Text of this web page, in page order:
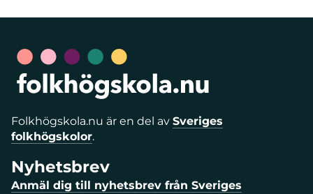
Folkhögskola.nu är en del av Sveriges
folkhögskolor.
Nyhetsbrev
Anmäl dig till nyhetsbrev från Sveriges